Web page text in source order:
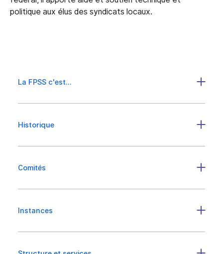
politique aux élus des syndicats locaux.
La FPSS c'est...
Historique
Comités
Instances